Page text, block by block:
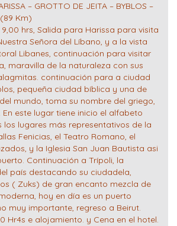
– GROTTO DE JEITA – BYBLOS –
(89 Km)
hrs, Salida para Harissa para visita
Señora del Líbano, y a la vista
Libanes, continuación para visitar
maravilla de la naturaleza con sus
continuación para a ciudad
pequeña ciudad bíblica y una de
mundo, toma su nombre del griego,
En este lugar tiene inicio el alfabeto
los lugares más representativos de la
Fenicias, el Teatro Romano, el
y la Iglesia San Juan Bautista asi
Continuación a Trípoli, la
país destacando su ciudadela,
( Zuks) de gran encanto mezcla de
hoy en día es un puerto
muy importante, regreso a Beirut.
Hr4s e alojamiento. y Cena en el hotel.